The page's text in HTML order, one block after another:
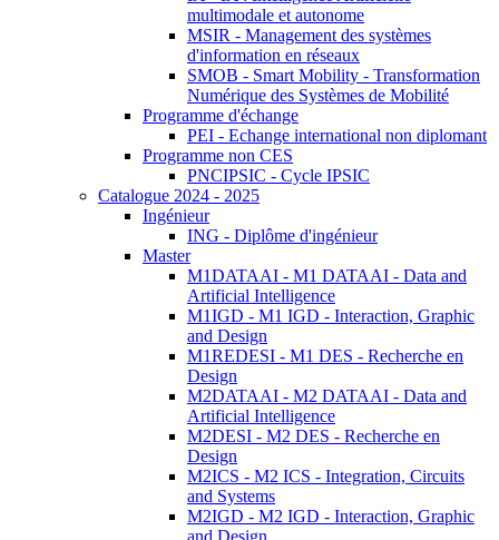
multimodale et autonome
MSIR - Management des systèmes
d'information en réseaux
SMOB - Smart Mobility - Transformation
Numérique des Systèmes de Mobilité
Programme d'échange
PEI - Echange international non diplomant
Programme non CES
PNCIPSIC - Cycle IPSIC
Catalogue 2024 - 2025
Ingénieur
ING - Diplôme d'ingénieur
Master
M1DATAAI - M1 DATAAI - Data and
Artificial Intelligence
M1IGD - M1 IGD - Interaction, Graphic
and Design
M1REDESI - M1 DES - Recherche en
Design
M2DATAAI - M2 DATAAI - Data and
Artificial Intelligence
M2DESI - M2 DES - Recherche en
Design
M2ICS - M2 ICS - Integration, Circuits
and Systems
M2IGD - M2 IGD - Interaction, Graphic
and Design